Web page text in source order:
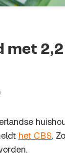
met
het CBS.